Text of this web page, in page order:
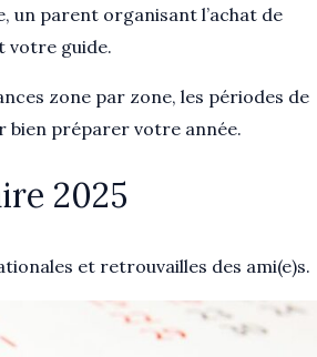
un parent organisant l’achat de
votre guide.
zone par zone, les périodes de
bien préparer votre année.
2025
et retrouvailles des ami(e)s.